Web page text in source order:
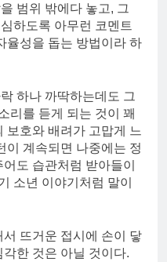
범위 밖에다 놓고, 그
하도록 아무런 코멘트
율성을 돕는 방법이라 하
하나 까딱하는데도 그
리를 듣게 되는 것이 꽤
보호와 배려가 고맙게 느
이 계속되면 나중에는 정
도 습관처럼 받아들이
소년 이야기처럼 말이
뜨거운 접시에 손이 닿
한 것은 아닐 것이다.